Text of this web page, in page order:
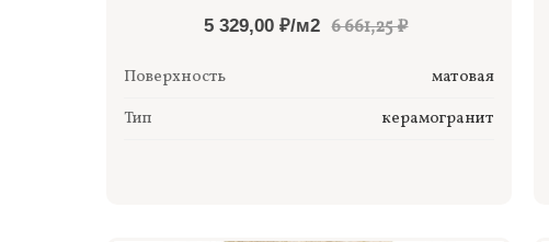
5 329,00 ₽/м2 6 661,25 ₽
Поверхность
матовая
Тип
керамогранит